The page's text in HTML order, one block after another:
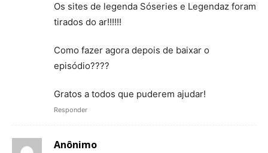
Os sites de legenda Sóseries e Legendaz foram
tirados do ar!!!!!!
Como fazer agora depois de baixar o
episódio????
Gratos a todos que puderem ajudar!
Responder
Anônimo